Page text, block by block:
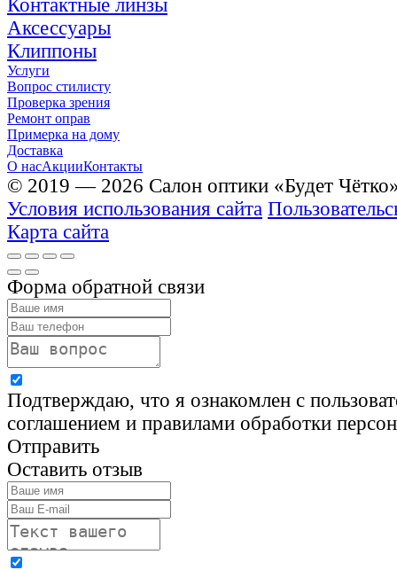
Контактные линзы
Аксессуары
Клиппоны
Услуги
Вопрос стилисту
Проверка зрения
Ремонт оправ
Примерка на дому
Доставка
О насАкцииКонтакты
© 2019 — 2026 Салон оптики «Будет
Условия использования сайта
Карта сайта
Форма обратной связи
Подтверждаю, что я ознакомлен с
соглашением и правилами обработки
Отправить
Оставить отзыв